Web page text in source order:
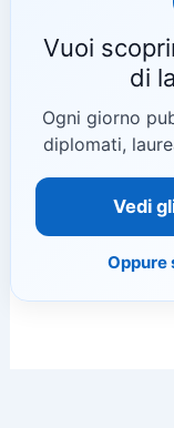
Vuoi
di
Ogni giorno
diplomati,
Vedi
Oppure